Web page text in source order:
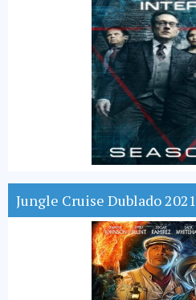
Jungle Cruise Dublado 2021